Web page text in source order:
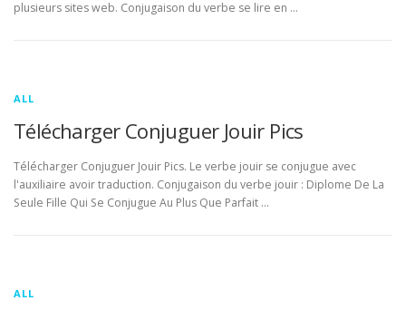
plusieurs sites web. Conjugaison du verbe se lire en …
ALL
Télécharger Conjuguer Jouir Pics
Télécharger Conjuguer Jouir Pics. Le verbe jouir se conjugue avec
l'auxiliaire avoir traduction. Conjugaison du verbe jouir : Diplome De La
Seule Fille Qui Se Conjugue Au Plus Que Parfait …
ALL